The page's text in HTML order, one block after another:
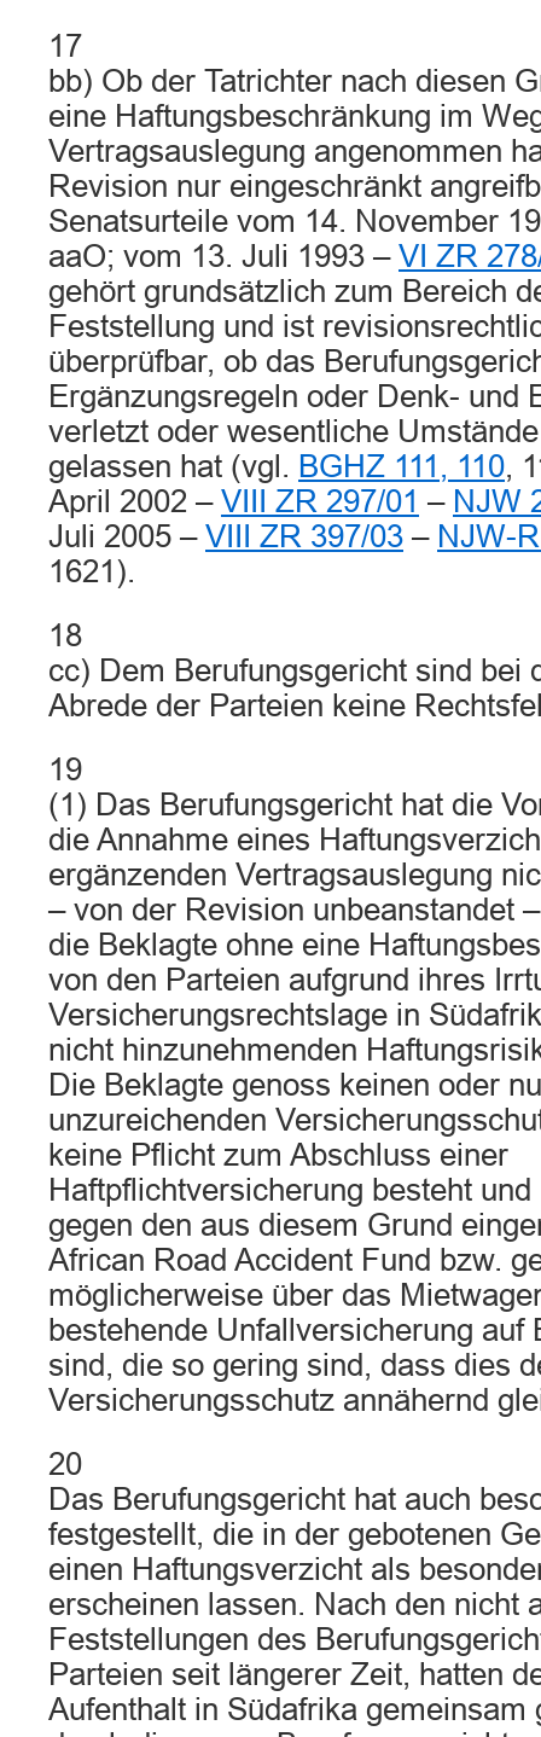
17
bb) Ob der Tatrichter nach diesen
eine Haftungsbeschränkung im
Vertragsauslegung angenommen
Revision nur eingeschränkt
Senatsurteile vom 14. November
aaO; vom 13. Juli 1993 – VI ZR
gehört grundsätzlich zum Bereich
Feststellung und ist
überprüfbar, ob das
Ergänzungsregeln oder Denk- und
verletzt oder wesentliche
gelassen hat (vgl. BGHZ 111, 110,
April 2002 – VIII ZR 297/01 – NJW
Juli 2005 – VIII ZR 397/03 – NJW-
1621).
18
cc) Dem Berufungsgericht sind bei
Abrede der Parteien keine
19
(1) Das Berufungsgericht hat die
die Annahme eines
ergänzenden Vertragsauslegung
– von der Revision unbeanstandet
die Beklagte ohne eine
von den Parteien aufgrund ihres
Versicherungsrechtslage in
nicht hinzunehmenden
Die Beklagte genoss keinen oder
unzureichenden
keine Pflicht zum Abschluss einer
Haftpflichtversicherung besteht
gegen den aus diesem Grund
African Road Accident Fund bzw.
möglicherweise über das
bestehende Unfallversicherung auf
sind, die so gering sind, dass dies
Versicherungsschutz annähernd
20
Das Berufungsgericht hat auch
festgestellt, die in der gebotenen
einen Haftungsverzicht als
erscheinen lassen. Nach den nicht
Feststellungen des
Parteien seit längerer Zeit, hatten
Aufenthalt in Südafrika gemeinsam